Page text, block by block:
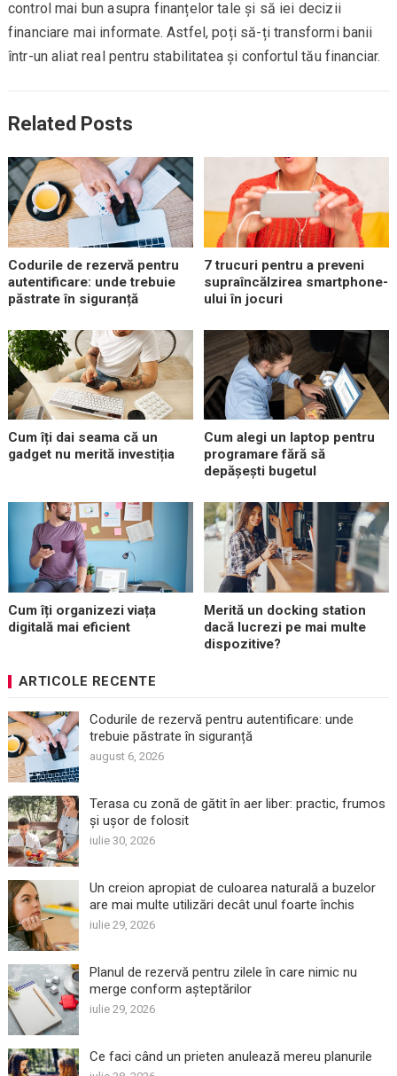
control mai bun asupra finanțelor tale și să iei decizii
financiare mai informate. Astfel, poți să-ți transformi banii
într-un aliat real pentru stabilitatea și confortul tău financiar.
Related Posts
Codurile de rezervă pentru
autentificare: unde trebuie
păstrate în siguranță
7 trucuri pentru a preveni
supraîncălzirea smartphone-
ului în jocuri
Cum îți dai seama că un
gadget nu merită investiția
Cum alegi un laptop pentru
programare fără să
depășești bugetul
Cum îți organizezi viața
digitală mai eficient
Merită un docking station
dacă lucrezi pe mai multe
dispozitive?
ARTICOLE RECENTE
Codurile de rezervă pentru autentificare: unde
trebuie păstrate în siguranță
august 6, 2026
Terasa cu zonă de gătit în aer liber: practic, frumos
și ușor de folosit
iulie 30, 2026
Un creion apropiat de culoarea naturală a buzelor
are mai multe utilizări decât unul foarte închis
iulie 29, 2026
Planul de rezervă pentru zilele în care nimic nu
merge conform așteptărilor
iulie 29, 2026
Ce faci când un prieten anulează mereu planurile